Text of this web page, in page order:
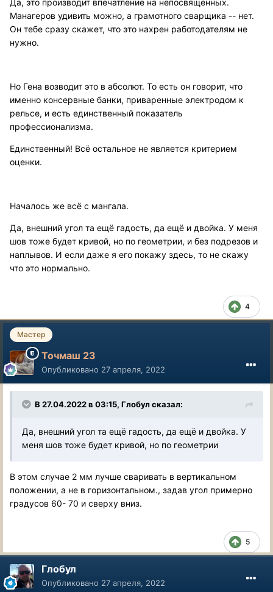
Манагеров удивить можно, а грамотного сварщика -- нет.
Он тебе сразу скажет, что это нахрен работодателям не
нужно.
Но Гена возводит это в абсолют. То есть он говорит, что
именно консервные банки, приваренные электродом к
рельсе, и есть единственный показатель
профессионализма.
Единственный! Всё остальное не является критерием
оценки.
Началось же всё с мангала.
Да, внешний угол та ещё гадость, да ещё и двойка. У меня
шов тоже будет кривой, но по геометрии, и без подрезов и
наплывов. И если даже я его покажу здесь, то не скажу
что это нормально.
4
Мастер
Точмаш 23
Опубликовано 27 апреля, 2022
В 27.04.2022 в 03:15, Глобул сказал:
Да, внешний угол та ещё гадость, да ещё и двойка. У
меня шов тоже будет кривой, но по геометрии
В этом случае 2 мм лучше сваривать в вертикальном
положении, а не в горизонтальном., задав угол примерно
градусов 60- 70 и сверху вниз.
5
Глобул
Опубликовано 27 апреля, 2022